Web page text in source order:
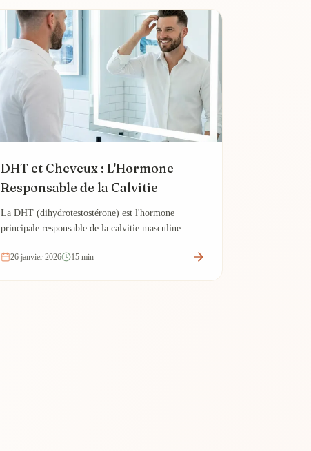
DHT et Cheveux : L'Hormone
Responsable de la Calvitie
La DHT (dihydrotestostérone) est l'hormone
principale responsable de la calvitie masculine.
efficacement.
26 janvier 2026 15 min